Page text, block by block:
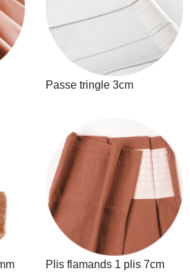
Passe tringle 3cm
Plis flamands 1 plis 7cm